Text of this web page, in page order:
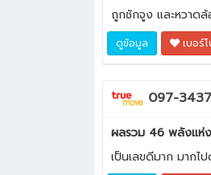
ถูกชักจูง และหวาดล้
ดูข้อมูล เบอร์
097-
ผลรวม 46 พลังแห่
เป็นเลขดีมาก มากไ